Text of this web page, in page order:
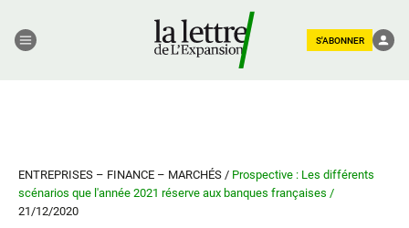
S'ABONNER
ENTREPRISES – FINANCE – MARCHÉS / Prospective : Les différents
scénarios que l'année 2021 réserve aux banques françaises /
21/12/2020